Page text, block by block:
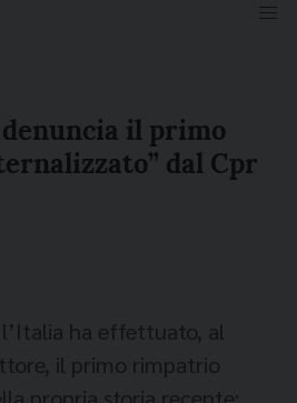
il primo
dal Cpr
ha effettuato, al
il primo rimpatrio